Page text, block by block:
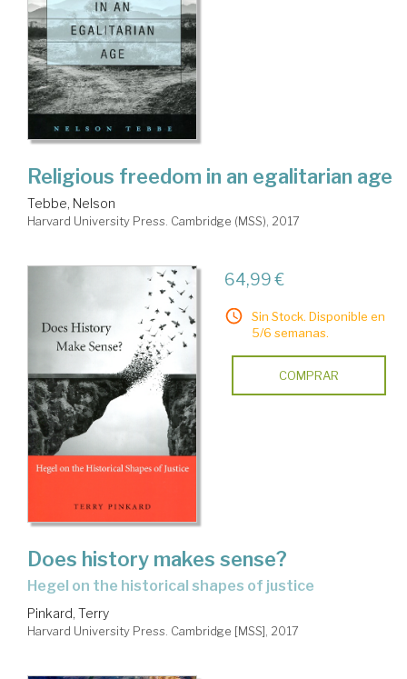
Religious freedom in an egalitarian age
Tebbe, Nelson
Harvard University Press. Cambridge (MSS), 2017
64,99 €
Sin Stock. Disponible en
5/6 semanas.
COMPRAR
Does history makes sense?
Hegel on the historical shapes of justice
Pinkard, Terry
Harvard University Press. Cambridge [MSS], 2017